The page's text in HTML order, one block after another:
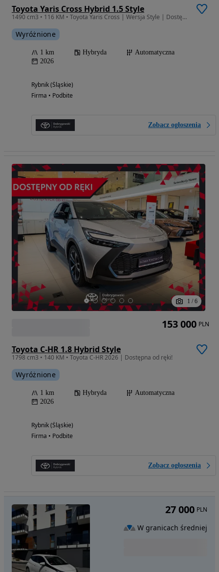
Toyota Yaris Cross Hybrid 1.5 Style
1490 cm3 • 116 KM • Toyota Yaris Cross | Wersja Style | Dostępna od ręki
Wyróżnione
1 km Hybryda
Automatyczna
2026
Rybnik (Śląskie)
Firma • Podbite
Zobacz ogłoszenia
1 / 6
Toyota C-HR 1.8 Hybrid Style
1798 cm3 • 140 KM • Toyota C-HR 2026 | Dostępna od ręki!
Wyróżnione
1 km Hybryda
Automatyczna
2026
Rybnik (Śląskie)
Firma • Podbite
Zobacz ogłoszenia
153 000 PLN
27 000 PLN
W granicach średniej